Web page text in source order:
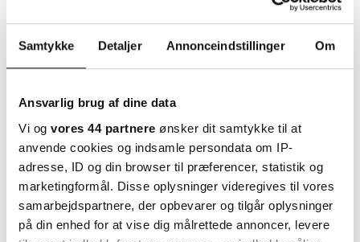
Samtykke Detaljer Annonceindstillinger Om
Ansvarlig brug af dine data
Vi og vores 44 partnere ønsker dit samtykke til at
anvende cookies og indsamle persondata om IP-
adresse, ID og din browser til præferencer, statistik og
marketingformål. Disse oplysninger videregives til vores
samarbejdspartnere, der opbevarer og tilgår oplysninger
på din enhed for at vise dig målrettede annoncer, levere
komme med nye projekter og forespørgsler,
løsninger. " siger Michael Petersson, SCM hos
Arvid Nilsson.
Vi har et godt og tæt samarbejde med
Arvid Nilsson, hvilket gør, at vi sammen sikrer
at vi når deres mål. Ved hjælp af lagerføring
kan vi også tilbyde dem korte leveringstider,
hvilket hjælper os med at opfylde deres behov
for dette," siger Madelene Tinebo, Account